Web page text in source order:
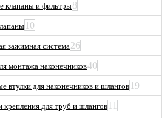
клапаны и фильтры8
10
зажимная система26
монтажа наконечников40
втулки для наконечников и шлангов 19
для труб и шлангов11